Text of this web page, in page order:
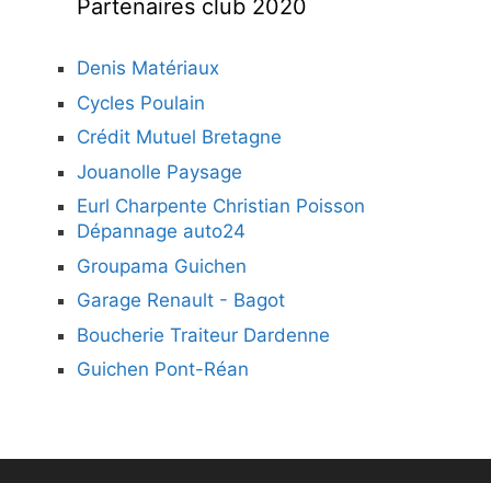
Partenaires club 2020
Denis Matériaux
Cycles Poulain
Crédit Mutuel Bretagne
Jouanolle Paysage
Eurl Charpente Christian Poisson
Dépannage auto24
Groupama Guichen
Garage Renault - Bagot
Boucherie Traiteur Dardenne
Guichen Pont-Réan